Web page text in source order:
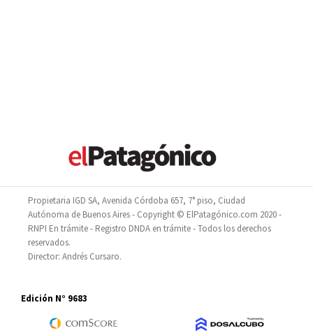
Propietaria IGD SA, Avenida Córdoba 657, 7° piso, Ciudad
Autónoma de Buenos Aires - Copyright © ElPatagónico.com 2020 -
RNPI En trámite - Registro DNDA en trámite - Todos los derechos
reservados.
Director: Andrés Cursaro.
Edición N° 9683